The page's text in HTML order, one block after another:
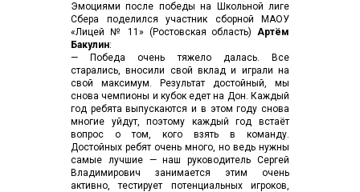
Эмоциями после победы на Школьной лиге
Сбера поделился участник сборной МАОУ
«Лицей № 11» (Ростовская область) Артём
Бакулин:
— Победа очень тяжело далась. Все
старались, вносили свой вклад и играли на
свой максимум. Результат достойный, мы
снова чемпионы и кубок едет на Дон. Каждый
год ребята выпускаются и в этом году снова
многие уйдут, поэтому каждый год встаёт
вопрос о том, кого взять в команду.
Достойных ребят очень много, но ведь нужны
самые лучшие — наш руководитель Сергей
Владимирович занимается этим очень
активно, тестирует потенциальных игроков,